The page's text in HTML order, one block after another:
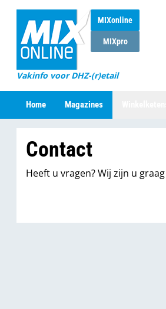
MIXonline
MIXpro
Vakinfo voor DHZ-(r)etail
Home Magazines
Contact
Heeft u vragen? Wij zijn u